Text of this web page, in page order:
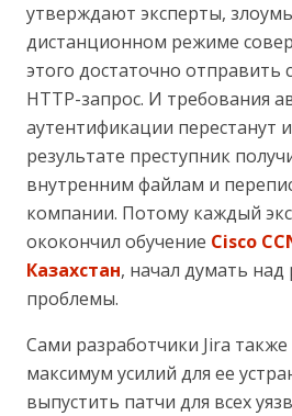
утверждают эксперты,
дистанционном режиме
этого достаточно
HTTP-запрос. И требования
аутентификации перестанут
результате преступник
внутренним файлам и
компании. Потому каждый
ококончил обучение Cisco
Казахстан, начал думать
проблемы.
Сами разработчики Jira
максимум усилий для ее
выпустить патчи для всех